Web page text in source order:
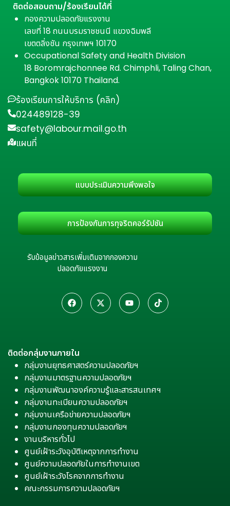
ติดต่อสอบถาม/ร้องเรียนได้ที่
กองความปลอดภัยแรงงาน
เลขที่ 18 ถนนบรมราชชนนี แขวงฉิมพลี
เขตตลิ่งชัน กรุงเทพฯ 10170
Occupational Safety and Health Division
18 Boromrajchonnee Rd. Chimphli, Taling Chan,
Bangkok 10170 Thailand.
ร้องเรียนการให้บริการ (คลิก)
024489128-39
safety@labour.mail.go.th
แผนที่
แบบประเมินความพึงพอใจ
การป้องกันการทุจริตคอร์รัปชัน
รับข้อมูลข่าวสารเพิ่มเติมจากกองความ
ปลอดภัยแรงงาน
ติดต่อกลุ่มงานภายใน
กลุ่มงานยุทธศาสตร์ความปลอดภัยฯ
กลุ่มงานมาตรฐานความปลอดภัยฯ
กลุ่มงานพัฒนาองค์ความรู้และสารสนเทศฯ
กลุ่มงานทะเบียนความปลอดภัยฯ
กลุ่มงานเครือข่ายความปลอดภัยฯ
กลุ่มงานกองทุนความปลอดภัยฯ
งานบริหารทั่วไป
ศูนย์เฝ้าระวังอุบัติเหตุจากการทำงาน
ศูนย์ความปลอดภัยในการทำงานเขต
ศูนย์เฝ้าระวังโรคจากการทำงาน
คณะกรรมการความปลอดภัยฯ